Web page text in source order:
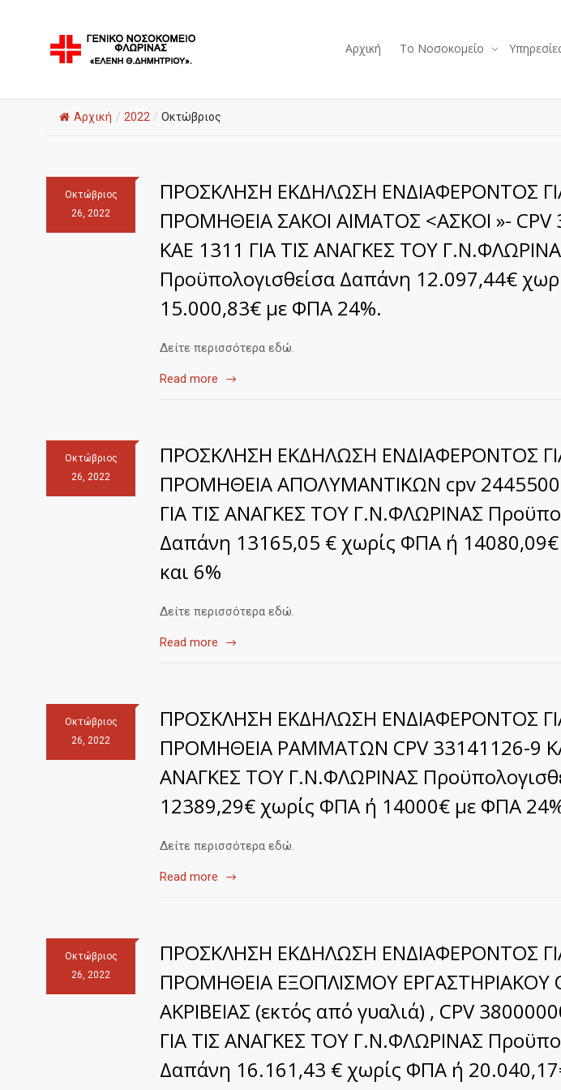
Αρχική Το Νοσοκομείο
Αρχική / 2022 / Οκτώβριος
Οκτώβριος
26, 2022
ΠΡΟΣΚΛΗΣΗ ΕΚΔΗΛΩΣΗ ΕΝΔΙΑΦΕΡΟΝΤΟΣ
ΠΡΟΜΗΘΕΙΑ ΣΑΚΟΙ ΑΙΜΑΤΟΣ <ΑΣΚOI »- CPV
ΚΑΕ 1311 ΓΙΑ ΤΙΣ ΑΝΑΓΚΕΣ ΤΟΥ
Προϋπολογισθείσα Δαπάνη 12.097,44€
15.000,83€ με ΦΠΑ 24%.
Δείτε περισσότερα εδώ.
Read more
Οκτώβριος
26, 2022
ΠΡΟΣΚΛΗΣΗ ΕΚΔΗΛΩΣΗ ΕΝΔΙΑΦΕΡΟΝΤΟΣ
ΠΡΟΜΗΘΕΙΑ AΠΟΛΥΜΑΝΤΙΚΩΝ cpv
ΓΙΑ ΤΙΣ ΑΝΑΓΚΕΣ ΤΟΥ Γ.Ν.ΦΛΩΡΙΝΑΣ
Δαπάνη 13165,05 € χωρίς ΦΠΑ ή
και 6%
Δείτε περισσότερα εδώ.
Read more
Οκτώβριος
26, 2022
ΠΡΟΣΚΛΗΣΗ ΕΚΔΗΛΩΣΗ ΕΝΔΙΑΦΕΡΟΝΤΟΣ
ΠΡΟΜΗΘΕΙΑ ΡΑΜΜΑΤΩΝ CPV 33141126-9
ΑΝΑΓΚΕΣ ΤΟΥ Γ.Ν.ΦΛΩΡΙΝΑΣ
12389,29€ χωρίς ΦΠΑ ή 14000€ με ΦΠΑ
Δείτε περισσότερα εδώ.
Read more
Οκτώβριος
26, 2022
ΠΡΟΣΚΛΗΣΗ ΕΚΔΗΛΩΣΗ ΕΝΔΙΑΦΕΡΟΝΤΟΣ
ΠΡΟΜΗΘΕΙΑ ΕΞΟΠΛΙΣΜΟΥ ΕΡΓΑΣΤΗΡΙΑΚΟΥ
ΑΚΡΙΒΕΙΑΣ (εκτός από γυαλιά) , CPV
ΓΙΑ ΤΙΣ ΑΝΑΓΚΕΣ ΤΟΥ Γ.Ν.ΦΛΩΡΙΝΑΣ
Δαπάνη 16.161,43 € χωρίς ΦΠΑ ή